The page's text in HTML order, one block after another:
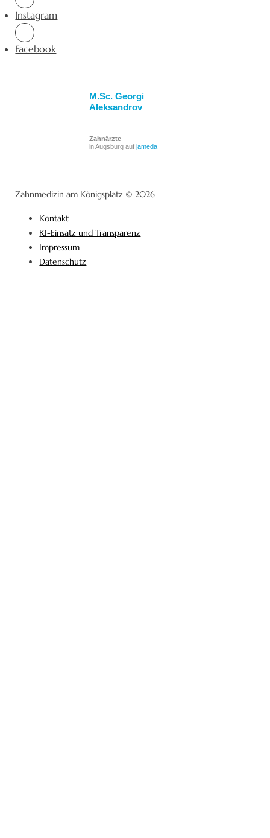
Instagram
Facebook
M.Sc. Georgi
Aleksandrov
Zahnärzte
in Augsburg aufjameda
Zahnmedizin am Königsplatz © 2026
Kontakt
KI-Einsatz und Transparenz
Impressum
Datenschutz